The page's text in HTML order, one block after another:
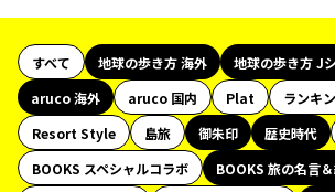
すべて 地球の歩き方 海外
地球の歩き方 J
aruco 海外
aruco 国内 Plat
ランキ
Resort Style
島旅 御朱印 歴史時代
BOOKS スペシャルコラボ
BOOKS 旅の名言